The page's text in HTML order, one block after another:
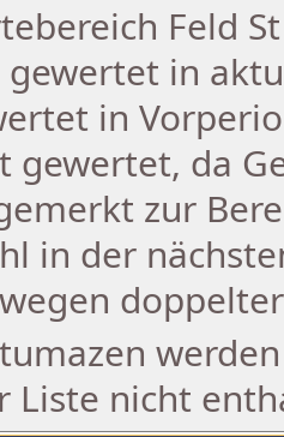
Feld
gewertet in
in
gewertet, da
zur
in der
Liste nicht